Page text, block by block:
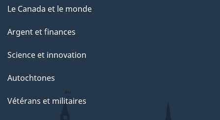
Le Canada et le monde
Argent et finances
Science et innovation
Autochtones
Vétérans et militaires